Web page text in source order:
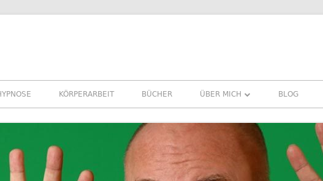
KÖRPERARBEIT BÜCHER ÜBER MICH
REFERENZEN ERFAHRUNGEN UND
BLOG